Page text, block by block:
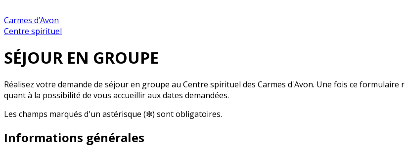
Carmes d’Avon
Centre spirituel
SÉJOUR EN GROUPE
Réalisez votre demande de séjour en groupe au Centre spirituel des Carmes d'Avon. Une fois ce
quant à la possibilité de vous accueillir aux dates demandées.
Les champs marqués d'un astérisque (✻) sont obligatoires.
Informations générales